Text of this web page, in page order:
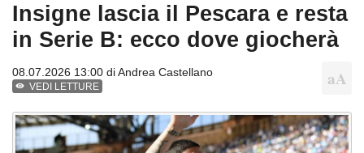
Insigne lascia il Pescara e resta
in Serie B: ecco dove giocherà
08.07.2026 13:00 diAndrea Castellano
VEDI LETTURE